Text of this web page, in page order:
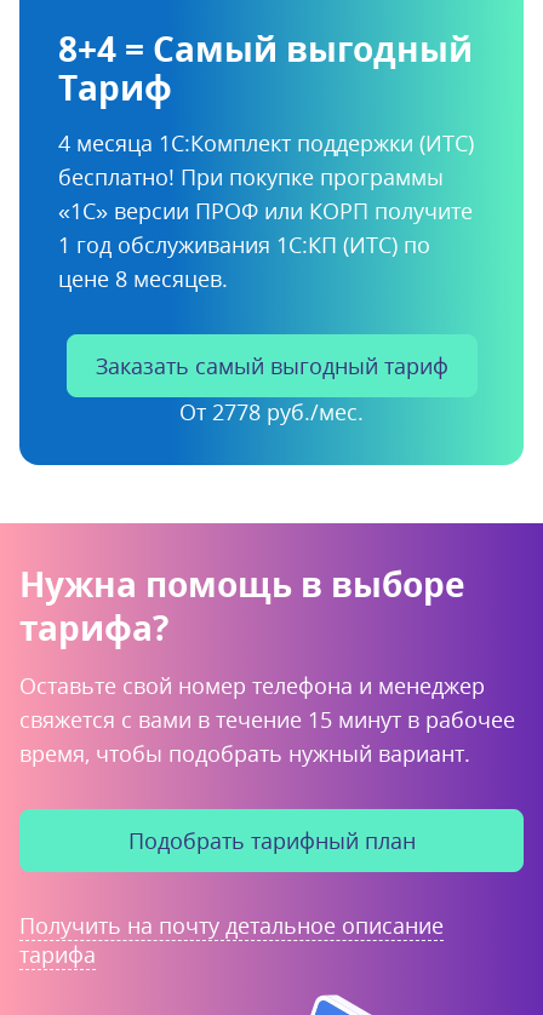
8+4 = Самый выгодный
Тариф
4 месяца 1С:Комплект поддержки (ИТС)
бесплатно! При покупке программы
«1С» версии ПРОФ или КОРП получите
1 год обслуживания 1С:КП (ИТС) по
цене 8 месяцев.
Заказать самый выгодный тариф
От 2778 руб./мес.
Нужна помощь в выборе
тарифа?
Оставьте свой номер телефона и менеджер
свяжется с вами в течение 15 минут в рабочее
время, чтобы подобрать нужный вариант.
Подобрать тарифный план
Получить на почту детальное описание
тарифа